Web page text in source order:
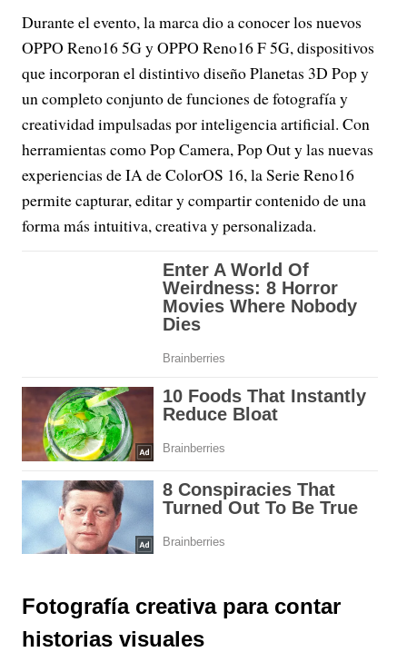
Durante el evento, la marca dio a conocer los nuevos
OPPO Reno16 5G y OPPO Reno16 F 5G, dispositivos
que incorporan el distintivo diseño Planetas 3D Pop y
un completo conjunto de funciones de fotografía y
creatividad impulsadas por inteligencia artificial. Con
herramientas como Pop Camera, Pop Out y las nuevas
experiencias de IA de ColorOS 16, la Serie Reno16
permite capturar, editar y compartir contenido de una
forma más intuitiva, creativa y personalizada.
Fotografía creativa para contar
historias visuales